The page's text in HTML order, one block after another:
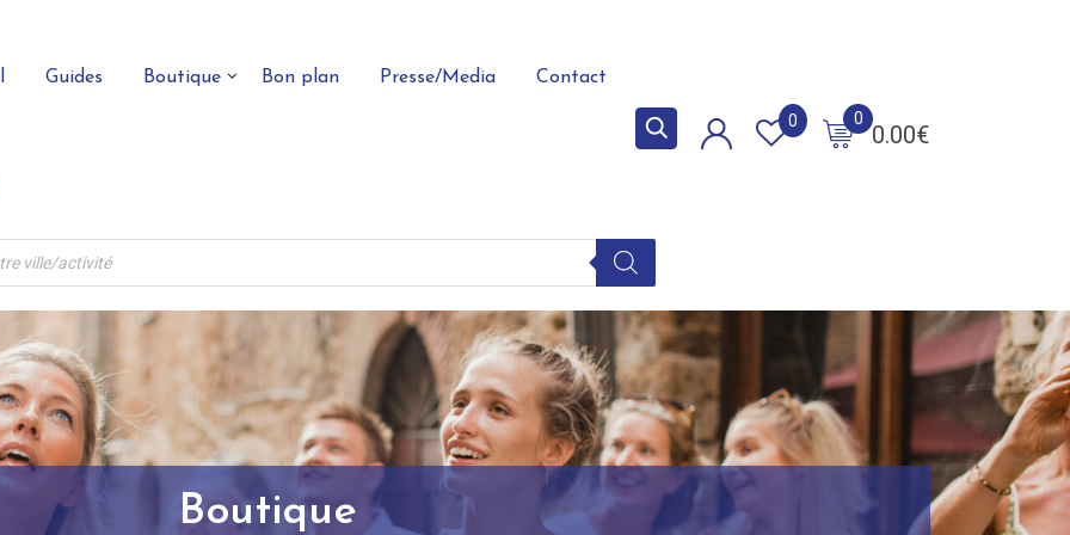
Guides Boutique Bon plan Presse/Media Contact
0.00€
0
0
Boutique